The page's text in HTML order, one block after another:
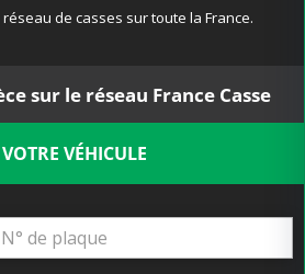
de casses sur toute la France.
sur le réseau France Casse
VÉHICULE